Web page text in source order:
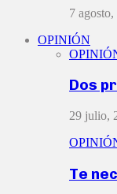
7
OPINIÓN
Dos
29 julio,
Te